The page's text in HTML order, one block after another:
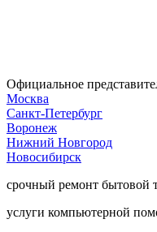
Официальное
Москва
Санкт-Петербург
Воронеж
Нижний Новгород
Новосибирск
срочный ремонт бытовой
услуги компьютерной